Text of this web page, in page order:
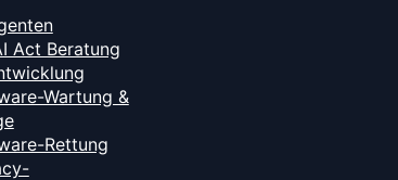
Act Beratung
Wartung &
Rettung